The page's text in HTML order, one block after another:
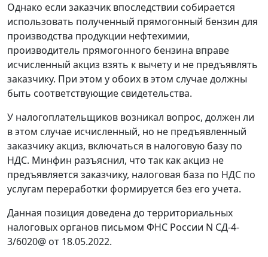
Однако если заказчик впоследствии собирается
использовать полученный прямогонный бензин для
производства продукции нефтехимии,
производитель прямогонного бензина вправе
исчисленный акциз взять к вычету и не предъявлять
заказчику. При этом у обоих в этом случае должны
быть соответствующие свидетельства.
У налогоплательщиков возникал вопрос, должен ли
в этом случае исчисленный, но не предъявленный
заказчику акциз, включаться в налоговую базу по
НДС. Минфин разъяснил, что так как акциз не
предъявляется заказчику, налоговая база по НДС по
услугам переработки формируется без его учета.
Данная позиция доведена до территориальных
налоговых органов письмом ФНС России N СД-4-
3/6020@ от 18.05.2022.